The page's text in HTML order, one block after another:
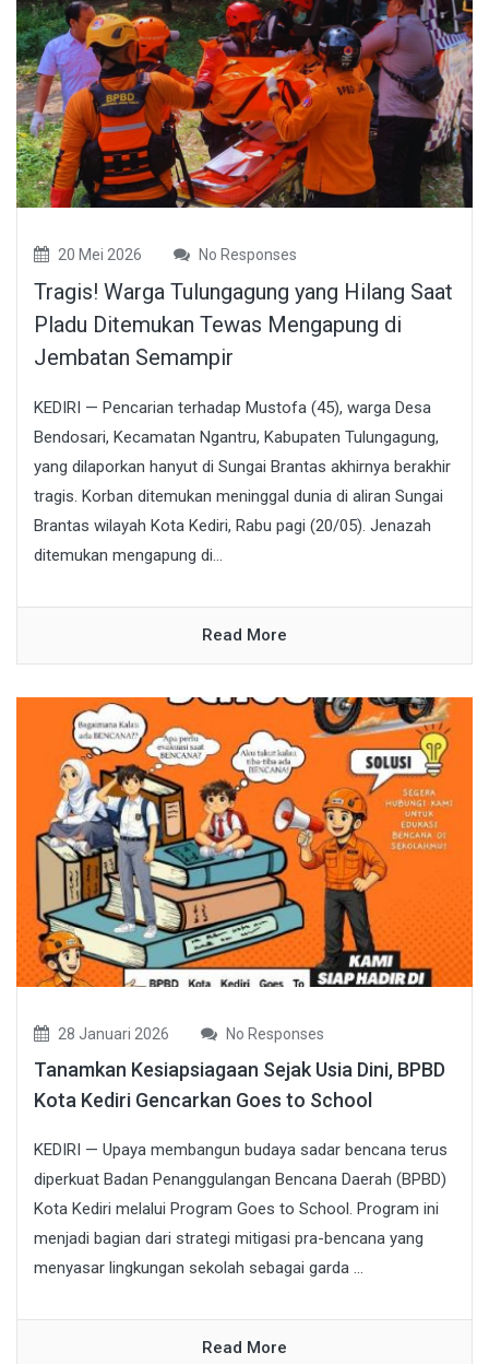
20 Mei 2026 No Responses
Tragis! Warga Tulungagung yang Hilang Saat
Pladu Ditemukan Tewas Mengapung di
Jembatan Semampir
KEDIRI — Pencarian terhadap Mustofa (45), warga Desa
Bendosari, Kecamatan Ngantru, Kabupaten Tulungagung,
yang dilaporkan hanyut di Sungai Brantas akhirnya berakhir
tragis. Korban ditemukan meninggal dunia di aliran Sungai
Brantas wilayah Kota Kediri, Rabu pagi (20/05). Jenazah
ditemukan mengapung di...
Read More
28 Januari 2026 No Responses
Tanamkan Kesiapsiagaan Sejak Usia Dini, BPBD
Kota Kediri Gencarkan Goes to School
KEDIRI — Upaya membangun budaya sadar bencana terus
diperkuat Badan Penanggulangan Bencana Daerah (BPBD)
Kota Kediri melalui Program Goes to School. Program ini
menjadi bagian dari strategi mitigasi pra-bencana yang
menyasar lingkungan sekolah sebagai garda ...
Read More